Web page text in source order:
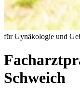
für Gynäkologie und
Schweich